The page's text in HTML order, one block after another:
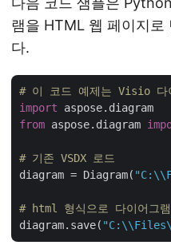
램을 HTML 웹 페이지로
다.
# 이 코드 예제는 Visio 다
import
from aspose.diagram
# 기존 VSDX 로드
diagram = Diagram(
# html 형식으로 다이어그
diagram.save(